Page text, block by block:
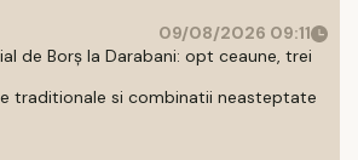
09/08/2026 09:11
de Borș la Darabani: opt ceaune, trei
traditionale si combinatii neasteptate